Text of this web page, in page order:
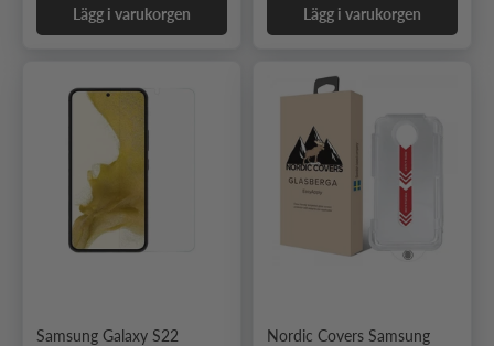
Lägg i varukorgen Lägg i varukorgen
Samsung Galaxy S22
Nordic Covers Samsung